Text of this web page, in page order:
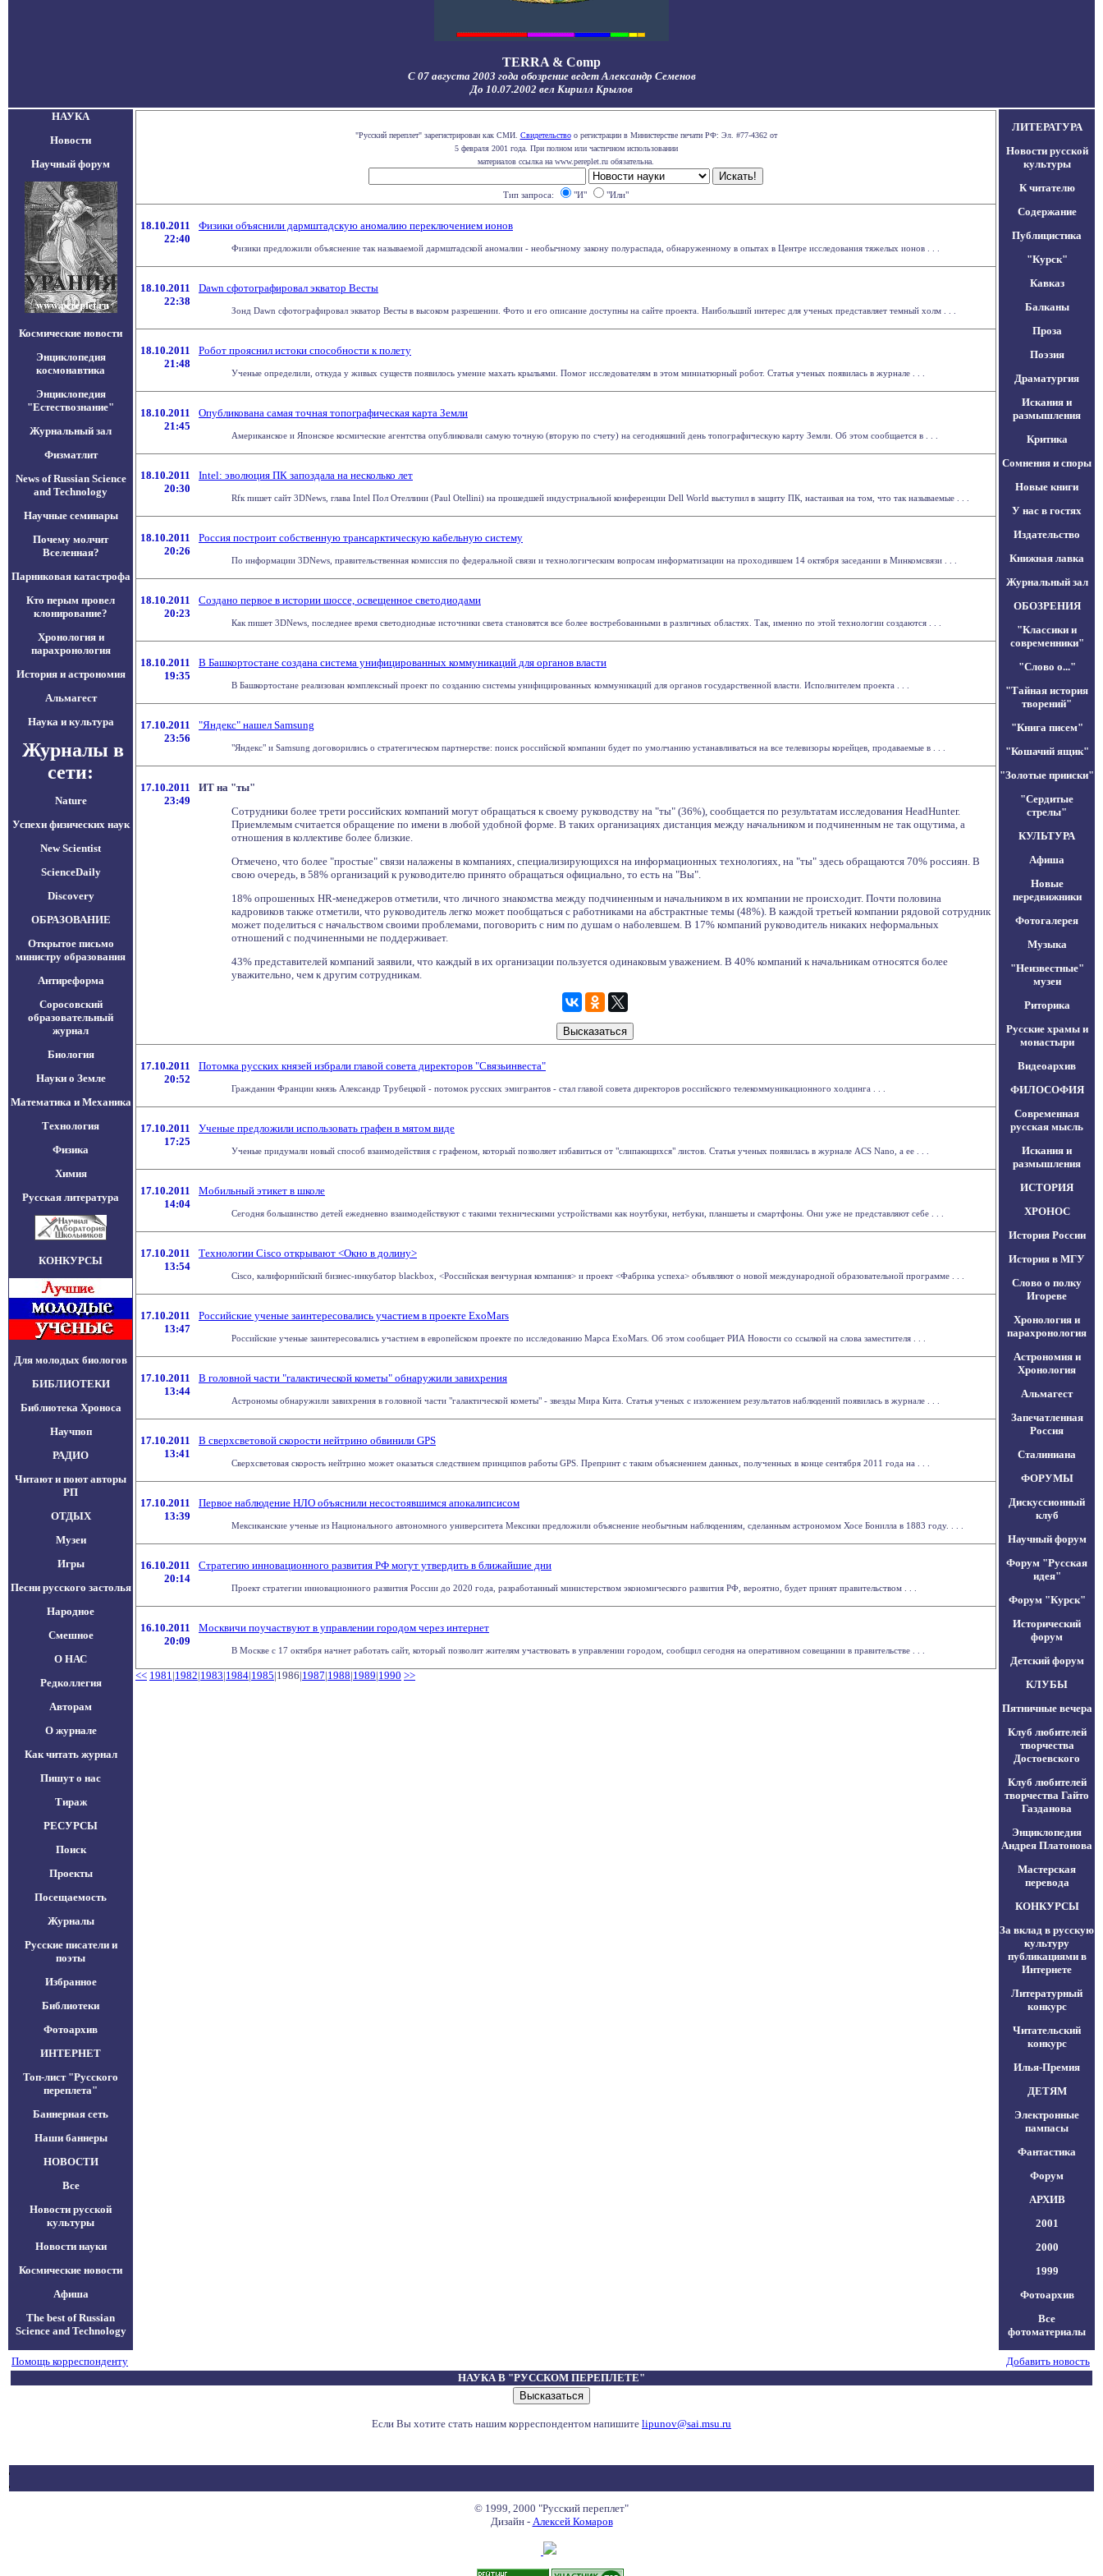
TERRA & Comp
С 07 августа 2003 года обозрение ведет Александр Семенов
До 10.07.2002 вел Кирилл Крылов
НАУКА
Новости
Научный форум
Космические новости
Энциклопедия
космонавтика
Энциклопедия
"Естествознание"
Журнальный зал
Физматлит
News of Russian Science
and Technology
Научные семинары
Почему молчит
Вселенная?
Парниковая катастрофа
Кто перым провел
клонирование?
Хронология и
парахронология
История и астрономия
Альмагест
Наука и культура
Журналы в
сети:
Nature
Успехи физических наук
New Scientist
ScienceDaily
Discovery
ОБРАЗОВАНИЕ
Открытое письмо
министру образования
Антиреформа
Соросовский
образовательный
журнал
Биология
Науки о Земле
Математика и Механика
Технология
Физика
Химия
Русская литература
КОНКУРСЫ
Для молодых биологов
БИБЛИОТЕКИ
Библиотека Хроноса
Научпоп
РАДИО
Читают и поют авторы
РП
ОТДЫХ
Музеи
Игры
Песни русского застолья
Народное
Смешное
О НАС
Редколлегия
Авторам
О журнале
Как читать журнал
Пишут о нас
Тираж
РЕСУРСЫ
Поиск
Проекты
Посещаемость
Журналы
Русские писатели и
поэты
Избранное
Библиотеки
Фотоархив
ИНТЕРНЕТ
Топ-лист "Русского
переплета"
Баннерная сеть
Наши баннеры
НОВОСТИ
Все
Новости русской
культуры
Новости науки
Космические новости
Афиша
The best of Russian
Science and Technology
"Русский переплет" зарегистрирован как СМИ. Свидетельствоо регистрации в Министерстве печати РФ: Эл. #77-4362 от
5 февраля 2001 года. При полном или частичном использовании
материалов ссылка на www.pereplet.ru обязательна.
Тип запроса: "И" "Или"
18.10.2011
22:40
Физики объяснили дармштадскую аномалию переключением ионов
Физики предложили объяснение так называемой дармштадской аномалии - необычному закону полураспада, обнаруженному в опытах в Центре исследования тяжелых ионов . . .
18.10.2011
22:38
Dawn сфотографировал экватор Весты
Зонд Dawn сфотографировал экватор Весты в высоком разрешении. Фото и его описание доступны на сайте проекта. Наибольший интерес для ученых представляет темный холм . . .
18.10.2011
21:48
Робот прояснил истоки способности к полету
Ученые определили, откуда у живых существ появилось умение махать крыльями. Помог исследователям в этом миниатюрный робот. Статья ученых появилась в журнале . . .
18.10.2011
21:45
Опубликована самая точная топографическая карта Земли
Американское и Японское космические агентства опубликовали самую точную (вторую по счету) на сегодняшний день топографическую карту Земли. Об этом сообщается в . . .
18.10.2011
20:30
Intel: эволюция ПК запоздала на несколько лет
Rfк пишет сайт 3DNews, глава Intel Пол Отеллини (Paul Otellini) на прошедшей индустриальной конференции Dell World выступил в защиту ПК, настаивая на том, что так называемые . . .
18.10.2011
20:26
Россия построит собственную трансарктическую кабельную систему
По информации 3DNews, правительственная комиссия по федеральной связи и технологическим вопросам информатизации на проходившем 14 октября заседании в Минкомсвязи . . .
18.10.2011
20:23
Создано первое в истории шоссе, освещенное светодиодами
Как пишет 3DNews, последнее время светодиодные источники света становятся все более востребованными в различных областях. Так, именно по этой технологии создаются . . .
18.10.2011
19:35
В Башкортостане создана система унифицированных коммуникаций для органов власти
В Башкортостане реализован комплексный проект по созданию системы унифицированных коммуникаций для органов государственной власти. Исполнителем проекта . . .
17.10.2011
23:56
"Яндекс" нашел Samsung
"Яндекс" и Samsung договорились о стратегическом партнерстве: поиск российской компании будет по умолчанию устанавливаться на все телевизоры корейцев, продаваемые в . . .
17.10.2011
23:49
ИТ на "ты"
Сотрудники более трети российских компаний могут обращаться к своему руководству на "ты" (36%), сообщается по результатам исследования HeadHunter.
Приемлемым считается обращение по имени в любой удобной форме. В таких организациях дистанция между начальником и подчиненным не так ощутима, а
отношения в коллективе более близкие.
Отмечено, что более "простые" связи налажены в компаниях, специализирующихся на информационных технологиях, на "ты" здесь обращаются 70% россиян. В
свою очередь, в 58% организаций к руководителю принято обращаться официально, то есть на "Вы".
18% опрошенных HR-менеджеров отметили, что личного знакомства между подчиненным и начальником в их компании не происходит. Почти половина
кадровиков также отметили, что руководитель легко может пообщаться с работниками на абстрактные темы (48%). В каждой третьей компании рядовой сотрудник
может поделиться с начальством своими проблемами, поговорить с ним по душам о наболевшем. В 17% компаний руководитель никаких неформальных
отношений с подчиненными не поддерживает.
43% представителей компаний заявили, что каждый в их организации пользуется одинаковым уважением. В 40% компаний к начальникам относятся более
уважительно, чем к другим сотрудникам.
17.10.2011
20:52
Потомка русских князей избрали главой совета директоров "Связьинвеста"
Гражданин Франции князь Александр Трубецкой - потомок русских эмигрантов - стал главой совета директоров российского телекоммуникационного холдинга . . .
17.10.2011
17:25
Ученые предложили использовать графен в мятом виде
Ученые придумали новый способ взаимодействия с графеном, который позволяет избавиться от "слипающихся" листов. Статья ученых появилась в журнале ACS Nano, а ее . . .
17.10.2011
14:04
Мобильный этикет в школе
Сегодня большинство детей ежедневно взаимодействуют с такими техническими устройствами как ноутбуки, нетбуки, планшеты и смартфоны. Они уже не представляют себе . . .
17.10.2011
13:54
Технологии Cisco открывают <Окно в долину>
Cisco, калифорнийский бизнес-инкубатор blackbox, <Российская венчурная компания> и проект <Фабрика успеха> объявляют о новой международной образовательной программе . . .
17.10.2011
13:47
Российские ученые заинтересовались участием в проекте ExoMars
Российские ученые заинтересовались участием в европейском проекте по исследованию Марса ExoMars. Об этом сообщает РИА Новости со ссылкой на слова заместителя . . .
17.10.2011
13:44
В головной части "галактической кометы" обнаружили завихрения
Астрономы обнаружили завихрения в головной части "галактической кометы" - звезды Мира Кита. Статья ученых с изложением результатов наблюдений появилась в журнале . . .
17.10.2011
13:41
В сверхсветовой скорости нейтрино обвинили GPS
Сверхсветовая скорость нейтрино может оказаться следствием принципов работы GPS. Препринт с таким объяснением данных, полученных в конце сентября 2011 года на . . .
17.10.2011
13:39
Первое наблюдение НЛО объяснили несостоявшимся апокалипсисом
Мексиканские ученые из Национального автономного университета Мексики предложили объяснение необычным наблюдениям, сделанным астрономом Хосе Бонилла в 1883 году. . . .
16.10.2011
20:14
Стратегию инновационного развития РФ могут утвердить в ближайшие дни
Проект стратегии инновационного развития России до 2020 года, разработанный министерством экономического развития РФ, вероятно, будет принят правительством . . .
16.10.2011
20:09
Москвичи поучаствуют в управлении городом через интернет
В Москве с 17 октября начнет работать сайт, который позволит жителям участвовать в управлении городом, сообщил сегодня на оперативном совещании в правительстве . . .
<< 1981|1982|1983|1984|1985|1986|1987|1988|1989|1990 >>
ЛИТЕРАТУРА
Новости русской
культуры
К читателю
Содержание
Публицистика
"Курск"
Кавказ
Балканы
Проза
Поэзия
Драматургия
Искания и
размышления
Критика
Сомнения и споры
Новые книги
У нас в гостях
Издательство
Книжная лавка
Журнальный зал
ОБОЗРЕНИЯ
"Классики и
современники"
"Слово о..."
"Тайная история
творений"
"Книга писем"
"Кошачий ящик"
"Золотые прииски"
"Сердитые
стрелы"
КУЛЬТУРА
Афиша
Новые
передвижники
Фотогалерея
Музыка
"Неизвестные"
музеи
Риторика
Русские храмы и
монастыри
Видеоархив
ФИЛОСОФИЯ
Современная
русская мысль
Искания и
размышления
ИСТОРИЯ
ХРОНОС
История России
История в МГУ
Слово о полку
Игореве
Хронология и
парахронология
Астрономия и
Хронология
Альмагест
Запечатленная
Россия
Сталиниана
ФОРУМЫ
Дискуссионный
клуб
Научный форум
Форум "Русская
идея"
Форум "Курск"
Исторический
форум
Детский форум
КЛУБЫ
Пятничные вечера
Клуб любителей
творчества
Достоевского
Клуб любителей
творчества Гайто
Газданова
Энциклопедия
Андрея Платонова
Мастерская
перевода
КОНКУРСЫ
За вклад в русскую
культуру
публикациями в
Интернете
Литературный
конкурс
Читательский
конкурс
Илья-Премия
ДЕТЯМ
Электронные
пампасы
Фантастика
Форум
АРХИВ
2001
2000
1999
Фотоархив
Все
фотоматериалы
Помощь корреспонденту
Добавить новость
НАУКА В "РУССКОМ ПЕРЕПЛЕТЕ"
Если Вы хотите стать нашим корреспондентом напишите lipunov@sai.msu.ru
© 1999, 2000 "Русский переплет"
Дизайн - Алексей Комаров